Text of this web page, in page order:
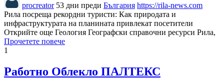
procreator 53 дни преди България https://rila-news.com
Рила посреща рекордни туристи: Как природата и
инфраструктурата на планината привлекат посетители
Открийте още Геология Географски справочни ресурси Рила,
Прочетете повече
1
Работно Облекло ПАЛТЕКС